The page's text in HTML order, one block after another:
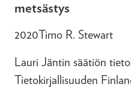
metsästys
2020Timo R. Stewart
Lauri Jäntin säätiön
Tietokirjallisuuden